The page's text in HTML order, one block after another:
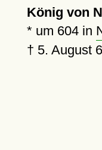
König von
* um 604in
† 5. August